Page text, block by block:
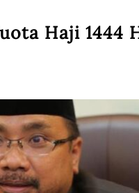
Haji 1444